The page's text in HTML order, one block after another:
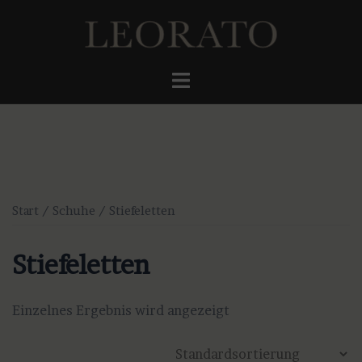
Menü
Start / Schuhe / Stiefeletten
Stiefeletten
Einzelnes Ergebnis wird angezeigt